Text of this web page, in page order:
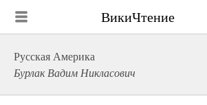
ВикиЧтение
Русская Америка
Бурлак Вадим Никласович